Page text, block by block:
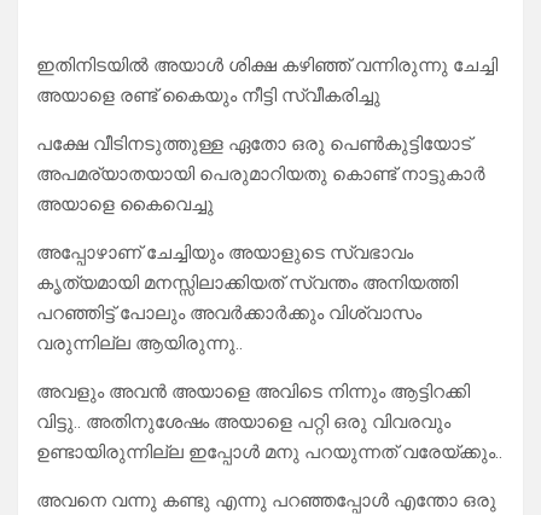
ഇതിനിടയിൽ അയാൾ ശിക്ഷ കഴിഞ്ഞ് വന്നിരുന്നു ചേച്ചി
അയാളെ രണ്ട് കൈയും നീട്ടി സ്വീകരിച്ചു
പക്ഷേ വീടിനടുത്തുള്ള ഏതോ ഒരു പെൺകുട്ടിയോട്
അപമര്യാതയായി പെരുമാറിയതു കൊണ്ട് നാട്ടുകാർ
അയാളെ കൈവെച്ചു
അപ്പോഴാണ് ചേച്ചിയും അയാളുടെ സ്വഭാവം
കൃത്യമായി മനസ്സിലാക്കിയത് സ്വന്തം അനിയത്തി
പറഞ്ഞിട്ട് പോലും അവർക്കാർക്കും വിശ്വാസം
വരുന്നില്ല ആയിരുന്നു..
അവളും അവൻ അയാളെ അവിടെ നിന്നും ആട്ടിറക്കി
വിട്ടു.. അതിനുശേഷം അയാളെ പറ്റി ഒരു വിവരവും
ഉണ്ടായിരുന്നില്ല ഇപ്പോൾ മനു പറയുന്നത് വരേയ്ക്കും..
അവനെ വന്നു കണ്ടു എന്നു പറഞ്ഞപ്പോൾ എന്തോ ഒരു